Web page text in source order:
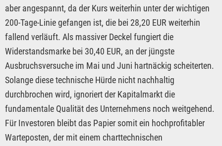
aber angespannt, da der Kurs weiterhin unter der wichtigen
200-Tage-Linie gefangen ist, die bei 28,20 EUR weiterhin
fallend verläuft. Als massiver Deckel fungiert die
Widerstandsmarke bei 30,40 EUR, an der jüngste
Ausbruchsversuche im Mai und Juni hartnäckig scheiterten.
Solange diese technische Hürde nicht nachhaltig
durchbrochen wird, ignoriert der Kapitalmarkt die
fundamentale Qualität des Unternehmens noch weitgehend.
Für Investoren bleibt das Papier somit ein hochprofitabler
Warteposten, der mit einem charttechnischen